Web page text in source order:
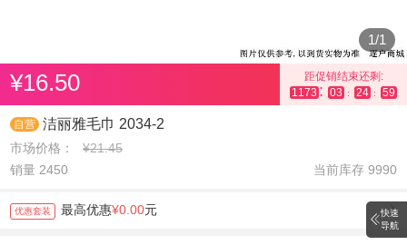
1/1
¥16.50
距促销结束还剩:
1173 : 03 : 24 : 58
自营 洁丽雅毛巾 2034-2
市场价格：
¥21.45
销量 2450
当前库存 9990
优惠套装 最高优惠¥0.00元
快速
导航